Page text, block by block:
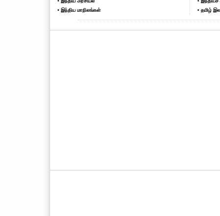
• இந்திய மாநிலங்கள்
• தமிழ்